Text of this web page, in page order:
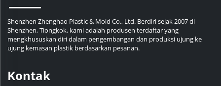
Shenzhen Zhenghao Plastic & Mold Co., Ltd. Berdiri sejak 2007 di
Shenzhen, Tiongkok, kami adalah produsen terdaftar yang
mengkhususkan diri dalam pengembangan dan produksi ujung ke
ujung kemasan plastik berdasarkan pesanan.
Kontak